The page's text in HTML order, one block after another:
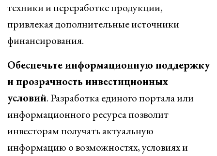
техники и переработке продукции,
привлекая дополнительные источники
финансирования.
Обеспечьте информационную поддержку
и прозрачность инвестиционных
условий. Разработка единого портала или
информационного ресурса позволит
инвесторам получать актуальную
информацию о возможностях, условиях и